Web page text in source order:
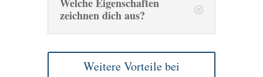
zeichnen dich aus?
Weitere Vorteile bei